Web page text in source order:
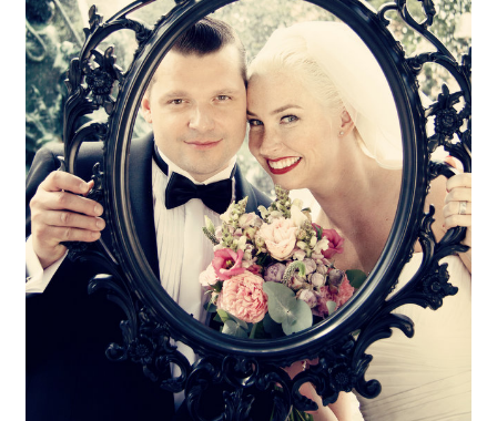
Festen: Villa Ludvigsberg
Toastmaster
Barn?
Önskelista
Önska musik